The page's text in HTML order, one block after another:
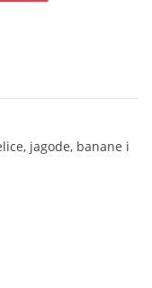
jagode, banane i